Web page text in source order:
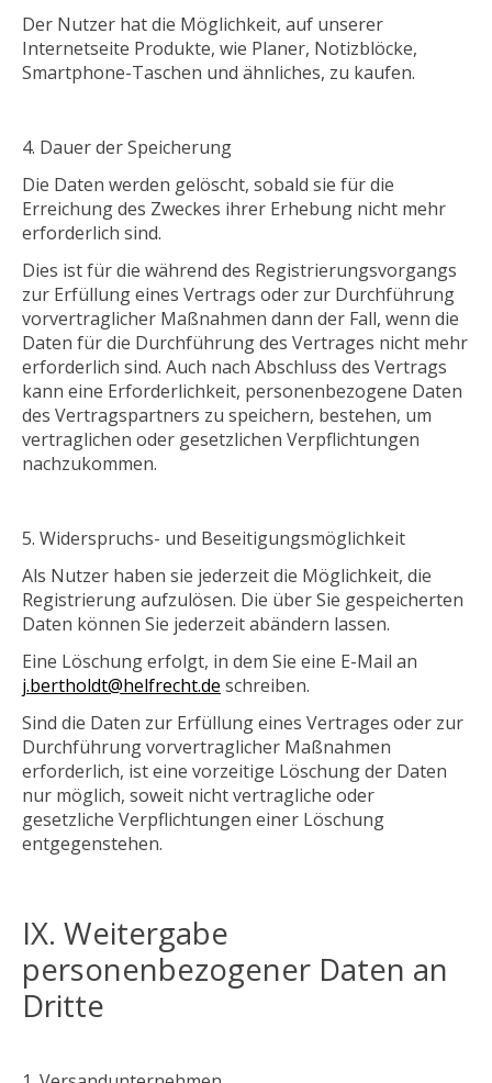
Der Nutzer hat die Möglichkeit, auf unserer
Internetseite Produkte, wie Planer, Notizblöcke,
Smartphone-Taschen und ähnliches, zu kaufen.
Dauer der Speicherung
Die Daten werden gelöscht, sobald sie für die
Erreichung des Zweckes ihrer Erhebung nicht mehr
erforderlich sind.
Dies ist für die während des Registrierungsvorgangs
zur Erfüllung eines Vertrags oder zur Durchführung
vorvertraglicher Maßnahmen dann der Fall, wenn die
Daten für die Durchführung des Vertrages nicht mehr
erforderlich sind. Auch nach Abschluss des Vertrags
kann eine Erforderlichkeit, personenbezogene Daten
des Vertragspartners zu speichern, bestehen, um
vertraglichen oder gesetzlichen Verpflichtungen
nachzukommen.
Widerspruchs- und Beseitigungsmöglichkeit
Als Nutzer haben sie jederzeit die Möglichkeit, die
Registrierung aufzulösen. Die über Sie gespeicherten
Daten können Sie jederzeit abändern lassen.
Eine Löschung erfolgt, in dem Sie eine E-Mail an
j.bertholdt@helfrecht.de schreiben.
Sind die Daten zur Erfüllung eines Vertrages oder zur
Durchführung vorvertraglicher Maßnahmen
erforderlich, ist eine vorzeitige Löschung der Daten
nur möglich, soweit nicht vertragliche oder
gesetzliche Verpflichtungen einer Löschung
entgegenstehen.
IX. Weitergabe
personenbezogener Daten an
Dritte